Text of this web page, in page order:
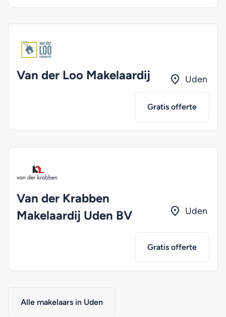
Van der Loo Makelaardij Uden
Gratis offerte
Van der Krabben
Makelaardij Uden BV
Uden
Gratis offerte
Alle makelaars in Uden